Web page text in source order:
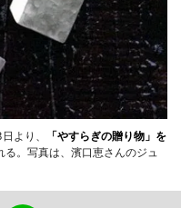
より、
「やすらぎの贈り物」を
る。写真は、濱口恵さんのジュ